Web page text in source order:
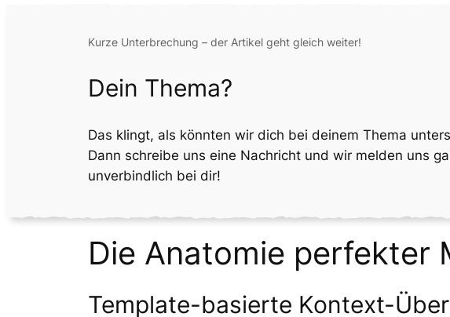
Kurze Unterbrechung – der Artikel geht gleich weiter!
Dein Thema?
Das klingt, als könnten wir dich bei deinem Thema
Dann schreibe uns eine Nachricht und wir melden uns
unverbindlich bei dir!
Die Anatomie perfekter
Template-basierte Kontext-